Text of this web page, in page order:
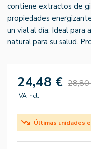
contiene extractos de
propiedades
un vial al día. Ideal para
natural para su salud.
24,48 € 28,80
IVA incl.
Últimas unidades